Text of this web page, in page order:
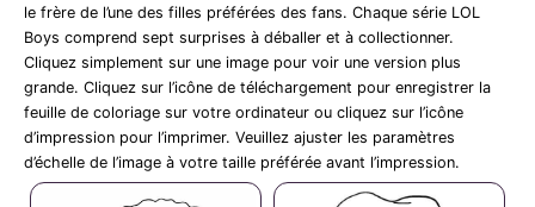
le frère de l’une des filles préférées des fans. Chaque série LOL
Boys comprend sept surprises à déballer et à collectionner.
Cliquez simplement sur une image pour voir une version plus
grande. Cliquez sur l’icône de téléchargement pour enregistrer la
feuille de coloriage sur votre ordinateur ou cliquez sur l’icône
d’impression pour l’imprimer. Veuillez ajuster les paramètres
d’échelle de l’image à votre taille préférée avant l’impression.